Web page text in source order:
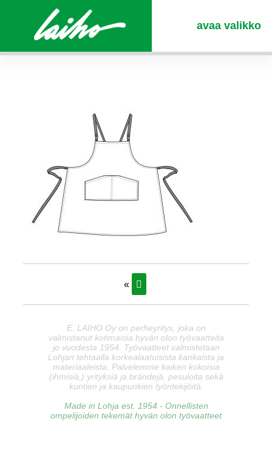
avaa valikko
«
E. LAIHO Oy on perheyritys, joka on
valmistanut kotimaisia hyvän olon työvaatteita
jo vuodesta 1954. Työvaatteet valmistetaan
Lohjan tehtaalla korkealaatuisista kankaista ja
materiaaleista. Palvelemme kaiken kokoisia
(ihmisiä,) yrityksiä ja brändejä, pesuloita sekä
kuntien ja kaupunkien työntekijöitä.
Made in Lohja est. 1954 - Onnellisten
ompelijoiden tekemät hyvän olon työvaatteet